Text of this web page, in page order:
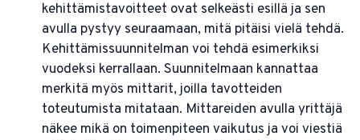
kehittämistavoitteet ovat selkeästi esillä ja sen
avulla pystyy seuraamaan, mitä pitäisi vielä tehdä.
Kehittämissuunnitelman voi tehdä esimerkiksi
vuodeksi kerrallaan. Suunnitelmaan kannattaa
merkitä myös mittarit, joilla tavotteiden
toteutumista mitataan. Mittareiden avulla yrittäjä
näkee mikä on toimenpiteen vaikutus ja voi viestiä